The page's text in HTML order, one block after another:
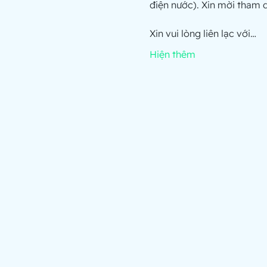
điện nước). Xin mời tham
Xin vui lòng liên lạc với…
Hiện thêm